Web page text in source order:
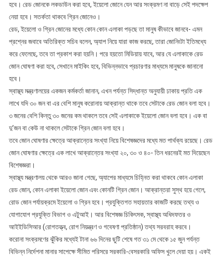
হবে। রেড জোনকে লকডাউন করা হবে, ইয়েলো জোনে যেন আর সংক্রমণ না বাড়ে সেই পদক্ষেপ
নেয়া হবে। সতর্কতা থাকবে গ্রিন জোনেও।
রেড, ইয়েলো ও গ্রিন জোনের মধ্যে কোন কোন এলাকা পড়ছে তা মানুষ কীভাবে জানবে- এমন
প্রশ্নের জবাবে অতিরিক্ত সচিব বলেন, অ্যাপ নিয়ে যারা কাজ করছে, তারা জোনিংটা ইতিমধ্যে
করে ফেলেছে, তবে তা প্রকাশ করা হয়নি। পরে হয়তো মিডিয়ায় যাবে, আর যে এলাকাকে রেড
জোন ঘোষণা করা হবে, সেখানে মাইকিং হবে, বিভিন্নভাবে প্রচারণার মাধ্যমে মানুষকে জানানো
হবে।
স্বাস্থ্য মন্ত্রণালয়ের একজন কর্মকর্তা জানান, এখন পর্যন্ত সিদ্ধান্ত অনুযায়ী ঢাকায় প্রতি এক
লাখে যদি ৩০ জন বা এর বেশি মানুষ করোনায় আক্রান্ত থাকে তবে সেটাকে রেড জোন বলা হবে।
৩ জনের বেশি কিন্তু ৩০ জনের কম থাকলে তবে সেই এলাকাকে ইয়েলো জোন বলা হবে। এক বা
দু’জন বা কেউ না থাকলে সেটাকে গ্রিন জোন বলা হবে।
তবে জোন ঘোষণার ক্ষেত্রে আক্রান্তের সংখ্যা নিয়ে বিশেষজ্ঞদের মধ্যে মত পার্থক্য রয়েছে। রেড
জোন ঘোষণার ক্ষেত্রে এক লাখে আক্রান্তের সংখ্যা ২০, ৩০ ও ৪০- তিন ধরনেরই মত দিয়েছেন
বিশেষজ্ঞরা।
স্বাস্থ্য মন্ত্রণালয় থেকে আরও জানা গেছে, অ্যাপের মাধ্যমে চিহ্নিত করা থাকবে কোন এলাকা
রেড জোন, কোন এলাকা ইয়েলো জোন এবং কোনটি গ্রিন জোন। আক্রান্তরা সুস্থ হয়ে গেলে,
রোড জোন পর্যায়ক্রমে ইয়েলো ও গ্রিন হবে। প্রযুক্তিগত সহায়তার কাজটি করছে তথ্য ও
যোগাযোগ প্রযুক্তি বিভাগ ও এটুআই। আর বিশেষজ্ঞ চিকিৎসক, স্বাস্থ্য অধিদফতর ও
আইইডিসিআর (রোগতত্ত্ব, রোগ নিয়ন্ত্রণ ও গবেষণা প্রতিষ্ঠান) তথ্য সরবরাহ করবে।
করোনা সংক্রমণের ঝুঁকির মধ্যেই টানা ৬৬ দিনের ছুটি শেষে গত ৩১ মে থেকে ১৫ জুন পর্যন্ত
বিভিন্ন নির্দেশনা মানার সাপেক্ষে সীমিত পরিসরে সরকারি-বেসরকারি অফিস খুলে দেয়া হয়। একই